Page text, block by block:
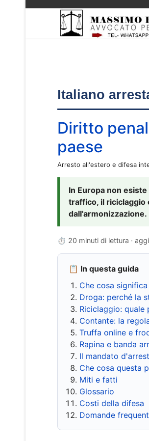
Italiano
Diritto
paese
Arresto all'estero e difesa
In Europa non
traffico, il riciclaggio
dall'armonizzazione.
⏱ 20 minuti di lettura ·
📋 In questa guida
Che cosa
Droga: perché la
Riciclaggio: quale
Contante: la
Truffa online e
Rapina e banda
Il mandato
Che cosa questa
Miti e fatti
Glossario
Costi della difesa
Domande